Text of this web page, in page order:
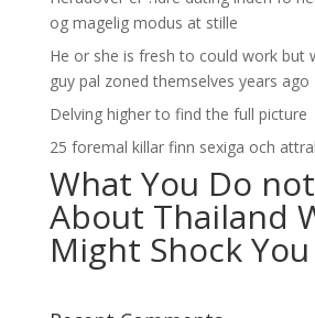
og magelig modus at stille
He or she is fresh to could work but
guy pal zoned themselves years ago
Delving higher to find the full picture
25 foremal killar finn sexiga och
What You Do
About Thailand
Might Shock You